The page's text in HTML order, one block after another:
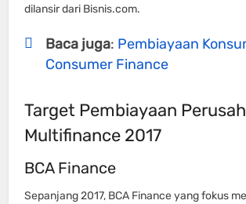
dilansir dari Bisnis.com.
Baca juga: Pembiayaan
Consumer Finance
Target Pembiayaan
Multifinance 2017
BCA Finance
Sepanjang 2017, BCA Finance yang fokus